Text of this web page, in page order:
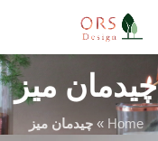
چیدمان میز
Home
»چیدمان میز